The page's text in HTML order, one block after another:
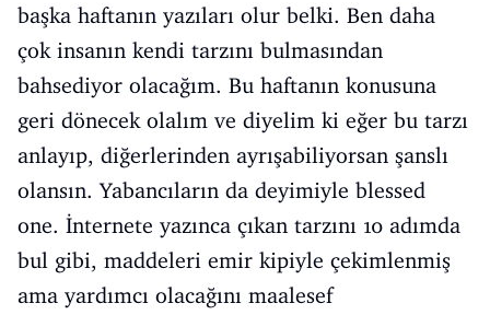
başka haftanın yazıları olur belki. Ben daha
çok insanın kendi tarzını bulmasından
bahsediyor olacağım. Bu haftanın konusuna
geri dönecek olalım ve diyelim ki eğer bu tarzı
anlayıp, diğerlerinden ayrışabiliyorsan şanslı
olansın. Yabancıların da deyimiyle blessed
one. İnternete yazınca çıkan tarzını 10 adımda
bul gibi, maddeleri emir kipiyle çekimlenmiş
ama yardımcı olacağını maalesef